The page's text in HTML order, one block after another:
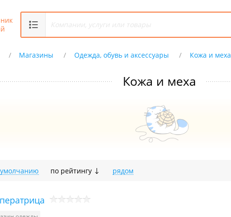
Магазины Одежда, обувь и аксессуары Кожа и меха
Кожа и меха
по рейтингу рядом